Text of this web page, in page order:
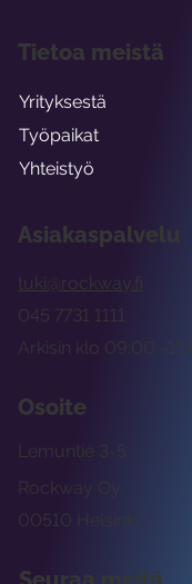
Asiakaspalvelu
tuki@rockway.fi
Arkisin klo 09:00 -
045 7731 1111
Osoite
Rockway Oy
Lemuntie 3-5
00510 Helsinki
Tietoa meistä
Yrityksestä
Työpaikat
Yhteistyö